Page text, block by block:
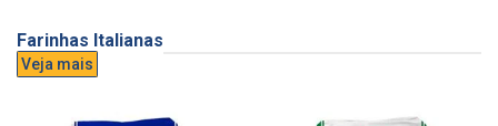
Farinhas Italianas
Veja mais